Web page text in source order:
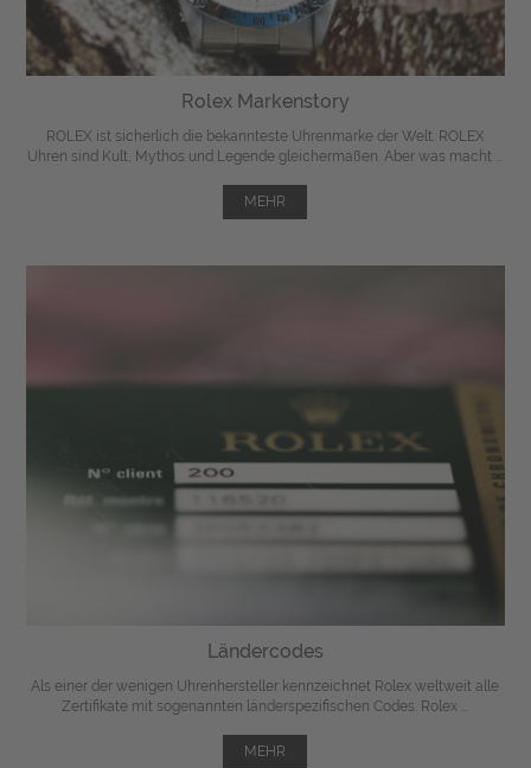
Rolex Markenstory
ROLEX ist sicherlich die bekannteste Uhrenmarke der Welt. ROLEX
Uhren sind Kult, Mythos und Legende gleichermaßen. Aber was macht ...
MEHR
Ländercodes
Als einer der wenigen Uhrenhersteller kennzeichnet Rolex weltweit alle
Zertifikate mit sogenannten länderspezifischen Codes. Rolex ...
MEHR